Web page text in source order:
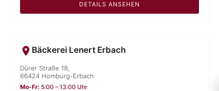
DETAILS ANSEHEN
Bäckerei Lenert Erbach
Dürer Straße 18,
66424 Homburg-Erbach
Mo-Fr: 5:00 – 13:00 Uhr